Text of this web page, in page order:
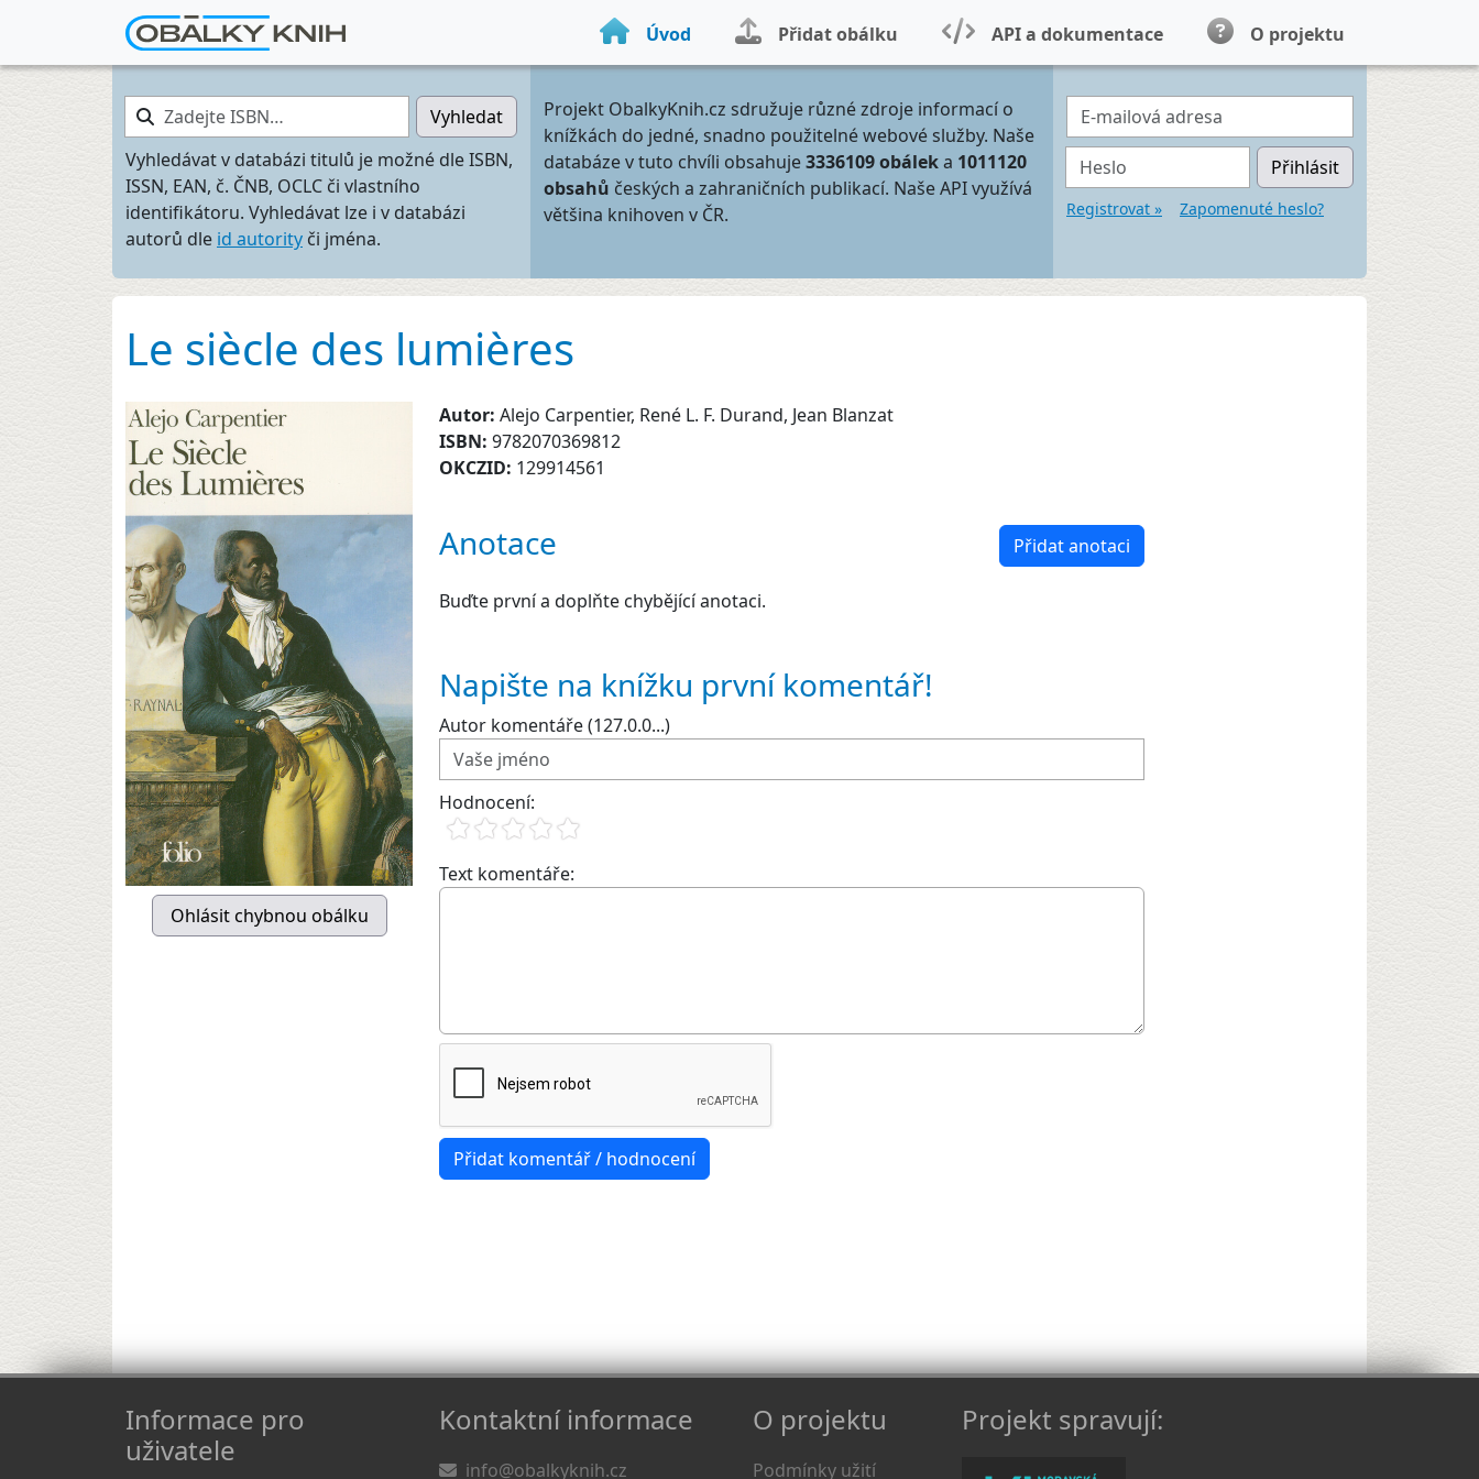
Úvod Přidat obálku API a dokumentace O projektu
Zadejte ISBN…
Vyhledat
Vyhledávat v databázi titulů je možné dle ISBN,
ISSN, EAN, č. ČNB, OCLC či vlastního
identifikátoru. Vyhledávat lze i v databázi
autorů dle id autority či jména.
Projekt ObalkyKnih.cz sdružuje různé zdroje informací o
knížkách do jedné, snadno použitelné webové služby. Naše
databáze v tuto chvíli obsahuje3336109 obáleka 1011120
obsahů českých a zahraničních publikací. Naše API využívá
většina knihoven v ČR.
E-mailová adresa
Heslo Přihlásit
Registrovat » Zapomenuté heslo?
Le siècle des lumières
Autor: Alejo Carpentier, René L. F. Durand, Jean Blanzat
ISBN: 9782070369812
OKCZID: 129914561
Anotace Přidat anotaci
Buďte první a doplňte chybějící anotaci.
Napište na knížku první komentář!
Autor komentáře (127.0.0...)
Hodnocení:
Text komentáře:
Informace pro
uživatele
Kontaktní informace
info@obalkyknih.cz
O projektu
Podmínky užití
Projekt spravují: